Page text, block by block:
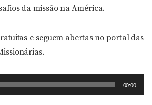
da missão na América.
e seguem abertas no portal das
00:00